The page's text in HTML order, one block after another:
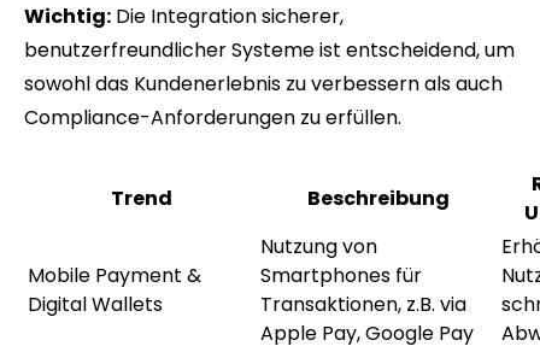
Wichtig: Die Integration sicherer,
benutzerfreundlicher Systeme ist entscheidend, um
sowohl das Kundenerlebnis zu verbessern als auch
Compliance-Anforderungen zu erfüllen.
Trend Beschreibung
Mobile Payment &
Digital Wallets
Nutzung von
Smartphones für
Transaktionen, z.B. via
Apple Pay, Google Pay